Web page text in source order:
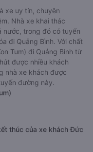
xe uy tín, chuyên
Nhà xe khai thác
nước, trong đó có tuyến
đi Quảng Bình. Với chất
Tum) đi Quảng Bình từ
được nhiều khách
nhà xe khách được
đường này.
thúc của xe khách Đức